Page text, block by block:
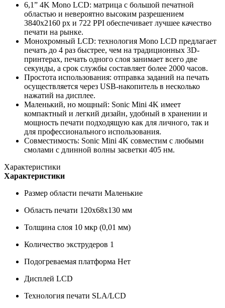
6,1” 4K Mono LCD: матрица с большой печатной
областью и невероятно высоким разрешением
3840x2160 px и 722 PPI обеспечивает лучшее качество
печати на рынке.
Монохромный LCD: технология Mono LCD предлагает
печать до 4 раз быстрее, чем на традиционных 3D-
принтерах, печать одного слоя занимает всего две
секунды, а срок службы составляет более 2000 часов.
Простота использования: отправка заданий на печать
осуществляется через USB-накопитель в несколько
нажатий на дисплее.
Маленький, но мощный: Sonic Mini 4K имеет
компактный и легкий дизайн, удобный в хранении и
мощность печати подходящую как для личного, так и
для профессионального использования.
Совместимость: Sonic Mini 4K совместим с любыми
смолами с длинной волны засветки 405 нм.
Характеристики
Характеристики
Размер области печати Маленькие
Область печати 120x68x130 мм
Толщина слоя 10 мкр (0,01 мм)
Количество экструдеров 1
Подогреваемая платформа Нет
Дисплей LCD
Технология печати SLA/LCD